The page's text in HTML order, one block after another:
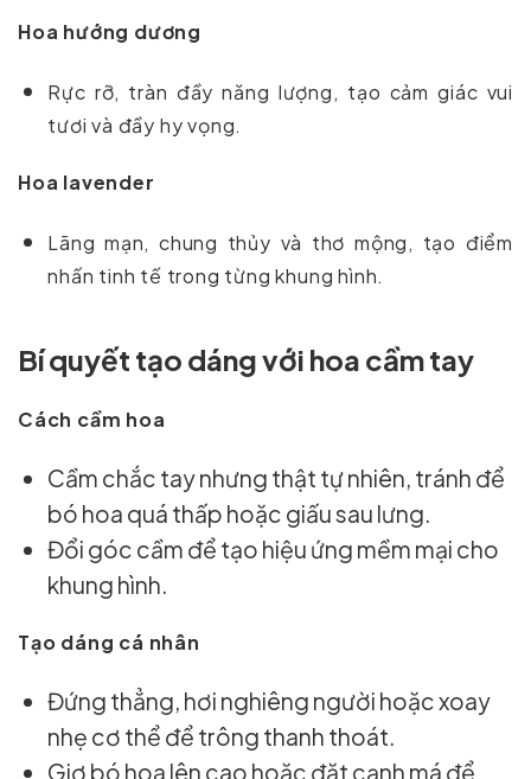
Hoa hướng dương
Rực rỡ, tràn đầy năng lượng, tạo cảm giác vui
tươi và đầy hy vọng.
Hoa lavender
Lãng mạn, chung thủy và thơ mộng, tạo điểm
nhấn tinh tế trong từng khung hình.
Bí quyết tạo dáng với hoa cầm tay
Cách cầm hoa
Cầm chắc tay nhưng thật tự nhiên, tránh để
bó hoa quá thấp hoặc giấu sau lưng.
Đổi góc cầm để tạo hiệu ứng mềm mại cho
khung hình.
Tạo dáng cá nhân
Đứng thẳng, hơi nghiêng người hoặc xoay
nhẹ cơ thể để trông thanh thoát.
Giơ bó hoa lên cao hoặc đặt cạnh má để